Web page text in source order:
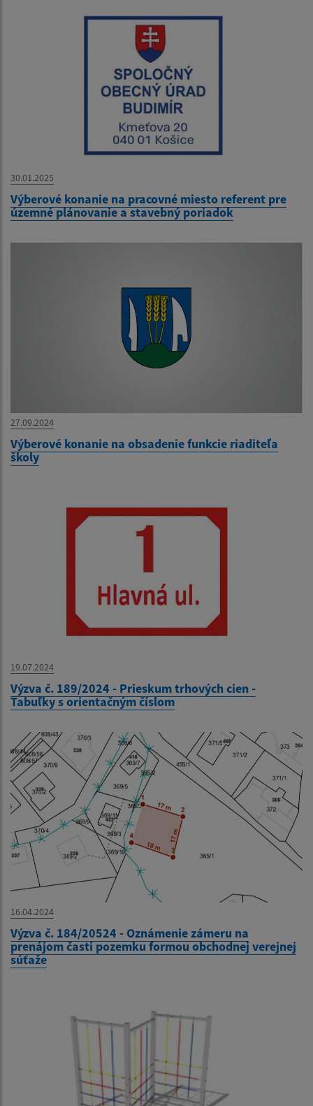
30.01.2025
Výberové konanie na pracovné miesto referent pre
územné plánovanie a stavebný poriadok
27.09.2024
Výberové konanie na obsadenie funkcie riaditeľa
školy
19.07.2024
Výzva č. 189/2024 - Prieskum trhových cien -
Tabuľky s orientačným číslom
16.04.2024
Výzva č. 184/20524 - Oznámenie zámeru na
prenájom časti pozemku formou obchodnej verejnej
súťaže